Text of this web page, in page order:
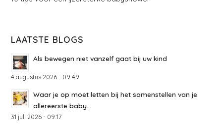
LAATSTE BLOGS
Als bewegen niet vanzelf gaat bij uw kind
4 augustus 2026 - 09:49
Waar je op moet letten bij het samenstellen van je
allereerste baby...
31 juli 2026 - 09:17